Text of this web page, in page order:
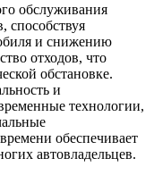
обслуживания
способствуя
и снижению
отходов, что
обстановке.
и
технологии,
обеспечивает
автовладельцев.